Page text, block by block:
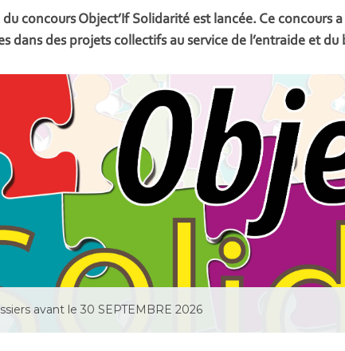
concours Object’If Solidarité est lancée. Ce
dans des projets collectifs au service de l’entraide et du
avant le 30 SEPTEMBRE 2026